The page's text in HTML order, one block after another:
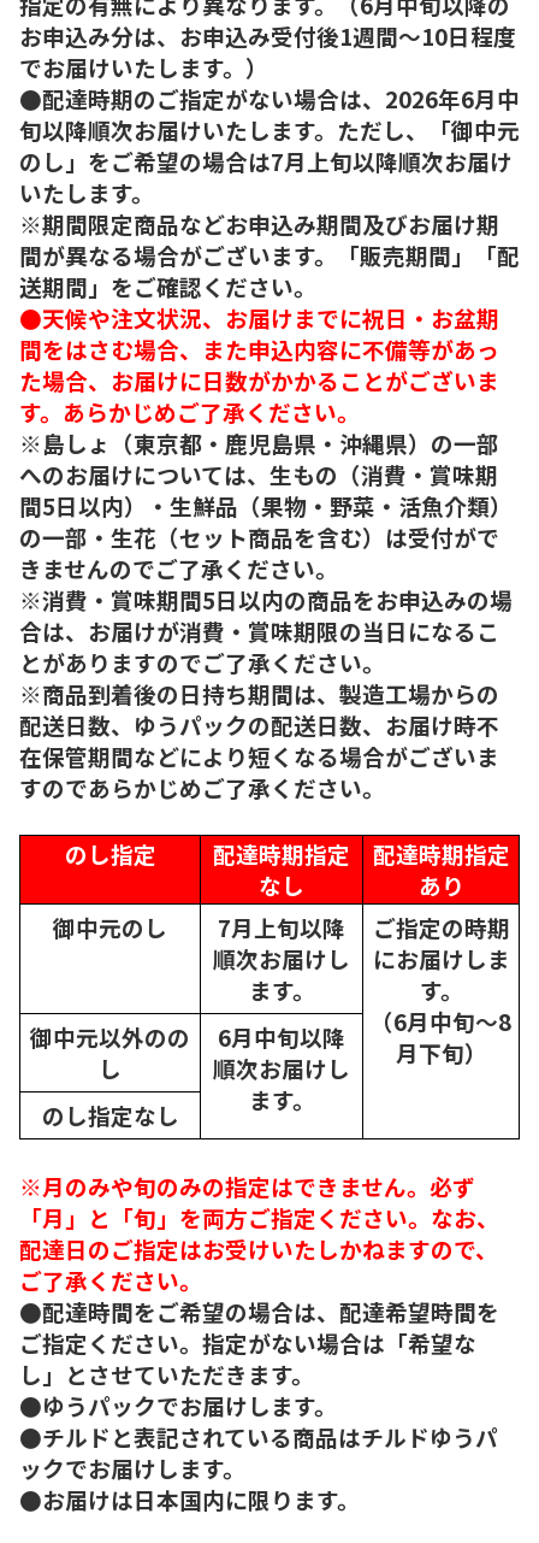
お申込み分は、お申込み受付後1週間～10日程度
でお届けいたします。）
●配達時期のご指定がない場合は、2026年6月中
旬以降順次お届けいたします。ただし、「御中元
のし」をご希望の場合は7月上旬以降順次お届け
いたします。
※期間限定商品などお申込み期間及びお届け期
間が異なる場合がございます。「販売期間」「配
送期間」をご確認ください。
●天候や注文状況、お届けまでに祝日・お盆期
間をはさむ場合、また申込内容に不備等があっ
た場合、お届けに日数がかかることがございま
す。あらかじめご了承ください。
※島しょ（東京都・鹿児島県・沖縄県）の一部
へのお届けについては、生もの（消費・賞味期
間5日以内）・生鮮品（果物・野菜・活魚介類）
の一部・生花（セット商品を含む）は受付がで
きませんのでご了承ください。
※消費・賞味期間5日以内の商品をお申込みの場
合は、お届けが消費・賞味期限の当日になるこ
とがありますのでご了承ください。
※商品到着後の日持ち期間は、製造工場からの
配送日数、ゆうパックの配送日数、お届け時不
在保管期間などにより短くなる場合がございま
すのであらかじめご了承ください。
のし指定
配達時期指定
なし
配達時期指定
あり
御中元のし
7月上旬以降
順次お届けし
ます。
ご指定の時期
にお届けしま
す。
（6月中旬～8
月下旬）
御中元以外のの
し
6月中旬以降
順次お届けし
ます。
のし指定なし
※月のみや旬のみの指定はできません。必ず
「月」と「旬」を両方ご指定ください。なお、
配達日のご指定はお受けいたしかねますので、
ご了承ください。
●配達時間をご希望の場合は、配達希望時間を
ご指定ください。指定がない場合は「希望な
し」とさせていただきます。
●ゆうパックでお届けします。
●チルドと表記されている商品はチルドゆうパ
ックでお届けします。
●お届けは日本国内に限ります。